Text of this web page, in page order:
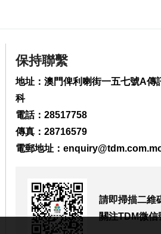
文化局研
政府就消
1843
掌心膠紙
保持聯繫
地址：澳門俾利喇街一五七號A傳
科
電話：28517758
傳真：28716579
電郵地址：
請即掃描二維
關注TDM微信